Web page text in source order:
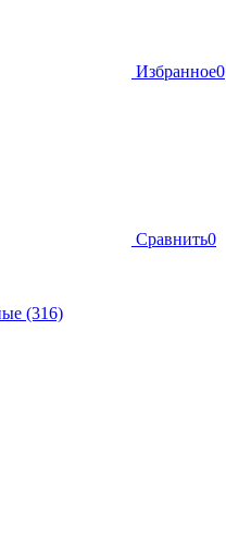
Избранное0
Сравнить0
(316)